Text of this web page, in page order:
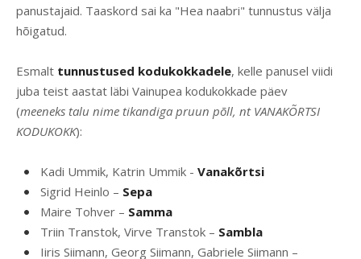
panustajaid. Taaskord sai ka "Hea naabri" tunnustus välja
hõigatud.
Esmalt tunnustused kodukokkadele, kelle panusel viidi
juba teist aastat läbi Vainupea kodukokkade päev
(meeneks talu nime tikandiga pruun põll, nt VANAKÕRTSI
KODUKOKK):
Kadi Ummik, Katrin Ummik - Vanakõrtsi
Sigrid Heinlo – Sepa
Maire Tohver – Samma
Triin Transtok, Virve Transtok – Sambla
Iiris Siimann, Georg Siimann, Gabriele Siimann –